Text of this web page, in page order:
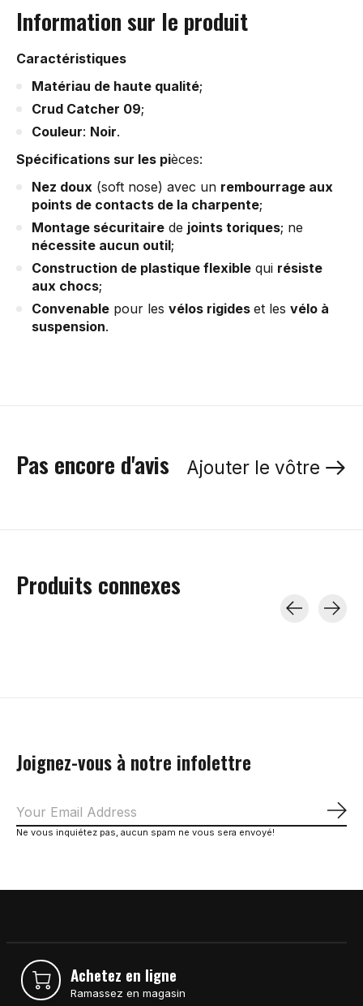
Information sur le produit
Caractéristiques
Matériau de haute qualité;
Crud Catcher 09;
Couleur: Noir.
Spécifications sur les pièces:
Nez doux (soft nose) avec un rembourrage aux
points de contacts de la charpente;
Montage sécuritaire de joints toriques; ne
nécessite aucun outil;
Construction de plastique flexible qui résiste
aux chocs;
Convenable pour les vélos rigides et les vélo à
suspension.
Pas encore d'avis Ajouter le vôtre
Produits connexes
Joignez-vous à notre infolettre
Ne vous inquiétez pas, aucun spam ne vous sera envoyé!
Achetez en ligne
Ramassez en magasin